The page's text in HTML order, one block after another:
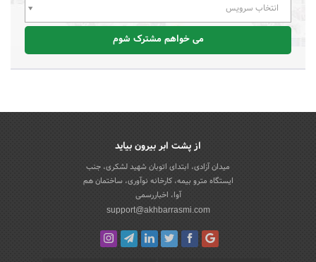
انتخاب سرویس
می خواهم مشترک شوم
از پشت ابر بیرون بیاید
میدان آزادی، ابتدای اتوبان شهید لشکری، جنب
ایستگاه مترو بیمه، کارخانه نوآوری، ساختمان هم
آوا، اخباررسمی
support@akhbarrasmi.com